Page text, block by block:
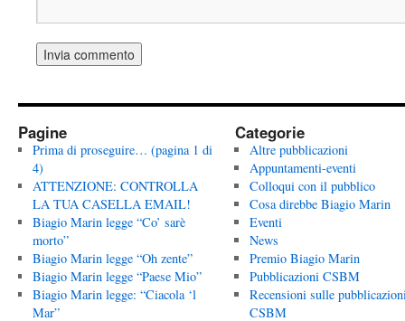
Pagine
Prima di proseguire… (pagina 1 di
4)
ATTENZIONE: CONTROLLA
LA TUA CASELLA EMAIL!
Biagio Marin legge “Co’ sarè
morto”
Biagio Marin legge “Oh zente”
Biagio Marin legge “Paese Mio”
Biagio Marin legge: “Ciacola ‘l
Mar”
Categorie
Altre pubblicazioni
Appuntamenti-eventi
Colloqui con il pubblico
Cosa direbbe Biagio Marin
Eventi
News
Premio Biagio Marin
Pubblicazioni CSBM
Recensioni sulle
CSBM